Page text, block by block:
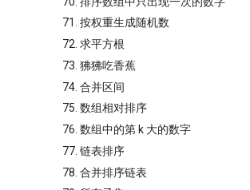
71. 按权重生成随机数
72. 求平方根
73. 狒狒吃香蕉
74. 合并区间
75. 数组相对排序
76. 数组中的第 k 大的数字
77. 链表排序
78. 合并排序链表